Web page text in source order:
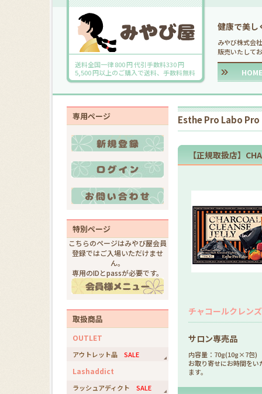
送料全国一律 800 円 代引手数料330 円
5,500 円以上のご購入で送料、手数料無料
健康で美し
みやび株式会
販売いたして
HOME
専用ページ
特別ページ
こちらのページはみやび屋会員
登録ではご入場いただけませ
ん。
専用のIDとpassが必要です。
取扱商品
OUTLET
アウトレット品 SALE
Lashaddict
ラッシュアディクト SALE
Esthe Pro Labo Pro
【正規取扱店】
チャコールクレン
サロン専売品
内容量：70g(10g×7包)
お取り寄せにお時間をい
ます。